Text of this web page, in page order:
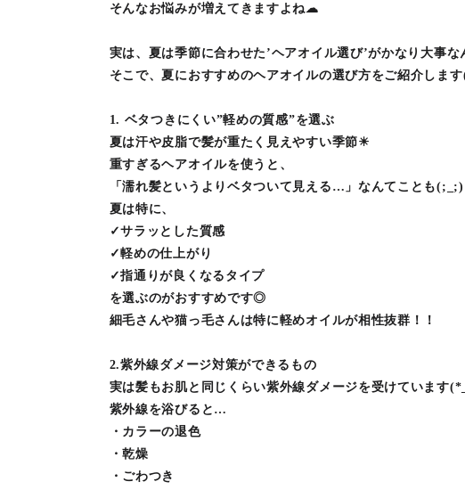
そんなお悩みが増えてきますよね☁
実は、夏は季節に合わせた’ヘアオイル選び’がかなり大事な
そこで、夏におすすめのヘアオイルの選び方をご紹介しま
1. ベタつきにくい”軽めの質感”を選ぶ
夏は汗や皮脂で髪が重たく見えやすい季節☀
重すぎるヘアオイルを使うと、
「濡れ髪というよりベタついて見える…」なんてことも(;_;)
夏は特に、
✓サラッとした質感
✓軽めの仕上がり
✓指通りが良くなるタイプ
を選ぶのがおすすめです◎
細毛さんや猫っ毛さんは特に軽めオイルが相性抜群！！
2.紫外線ダメージ対策ができるもの
実は髪もお肌と同じくらい紫外線ダメージを受けています
紫外線を浴びると…
・カラーの退色
・乾燥
・ごわつき